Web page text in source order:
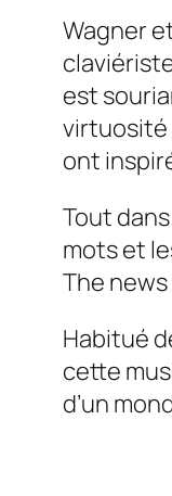
Wagner
est
virtuosité
ont
Tout
mots et
The
Habitué
cette
d’un